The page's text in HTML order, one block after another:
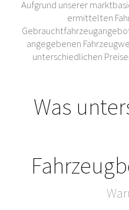
Aufgrund unserer
ermittelten
angegebenen
unterschiedlichen
Was